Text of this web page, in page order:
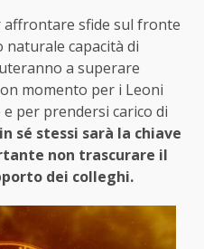
affrontare sfide sul fronte
capacità di
a superare
momento per i Leoni
per prendersi carico di
sé stessi sarà la chiave
non trascurare il
dei colleghi.